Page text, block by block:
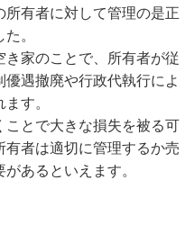
有者に対して管理の是正
。
家のことで、所有者が従
遇撤廃や行政代執行によ
す。
とで大きな損失を被る可
者は適切に管理するか売
あるといえます。